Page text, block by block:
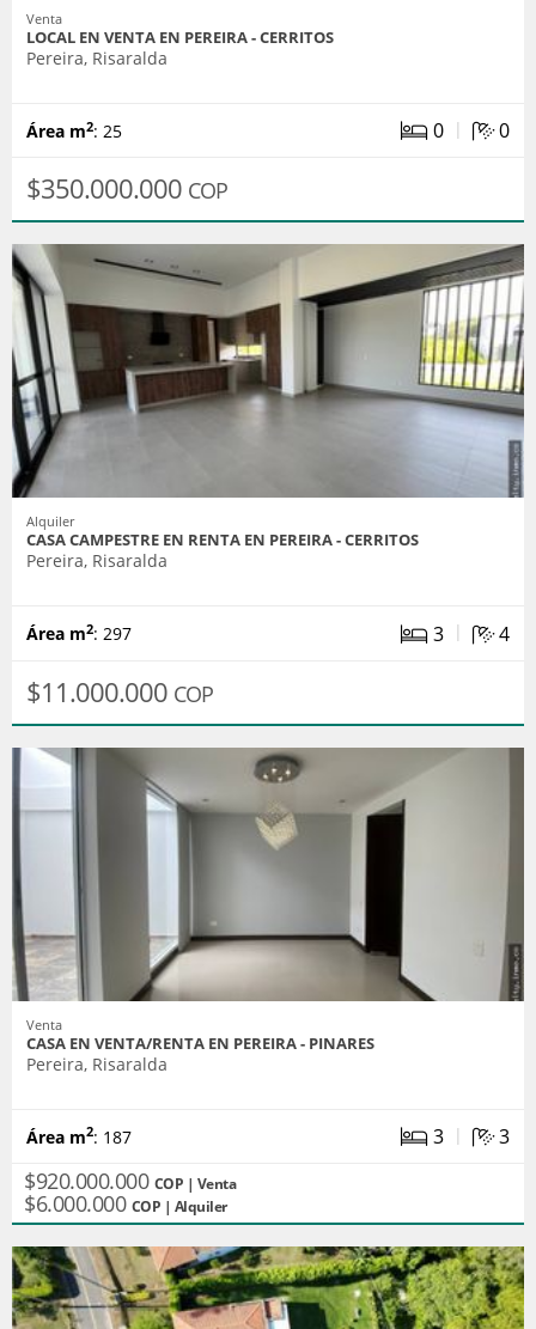
Venta
LOCAL EN VENTA EN PEREIRA - CERRITOS
Pereira, Risaralda
Área m2: 25 0 | 0
$350.000.000 COP
Alquiler
CASA CAMPESTRE EN RENTA EN PEREIRA - CERRITOS
Pereira, Risaralda
Área m2: 297 3 | 4
$11.000.000 COP
Venta
CASA EN VENTA/RENTA EN PEREIRA - PINARES
Pereira, Risaralda
Área m2: 187 3 | 3
$920.000.000 COP | Venta
$6.000.000 COP | Alquiler